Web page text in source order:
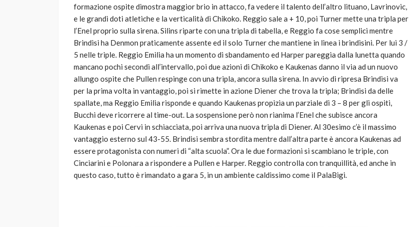
formazione ospite dimostra maggior brio in attacco, fa vedere il talento dell’altro lituano, Lavrinovic,
e le grandi doti atletiche e la verticalità di Chikoko. Reggio sale a + 10, poi Turner mette una tripla per
l’Enel proprio sulla sirena. Silins riparte con una tripla di tabella, e Reggio fa cose semplici mentre
Brindisi ha Denmon praticamente assente ed il solo Turner che mantiene in linea i brindisini. Per lui 3 /
5 nelle triple. Reggio Emilia ha un momento di sbandamento ed Harper pareggia dalla lunetta quando
mancano pochi secondi all’intervallo, poi due azioni di Chikoko e Kaukenas danno il via ad un nuovo
allungo ospite che Pullen respinge con una tripla, ancora sulla sirena. In avvio di ripresa Brindisi va
per la prima volta in vantaggio, poi si rimette in azione Diener che trova la tripla; Brindisi da delle
spallate, ma Reggio Emilia risponde e quando Kaukenas propizia un parziale di 3 – 8 per gli ospiti,
Bucchi deve ricorrere al time-out. La sospensione però non rianima l’Enel che subisce ancora
Kaukenas e poi Cervi in schiacciata, poi arriva una nuova tripla di Diener. Al 30esimo c’è il massimo
vantaggio esterno sul 43-55. Brindisi sembra stordita mentre dall’altra parte è ancora Kaukenas ad
essere protagonista con numeri di “alta scuola”. Ora le due formazioni si scambiano le triple, con
Cinciarini e Polonara a rispondere a Pullen e Harper. Reggio controlla con tranquillità, ed anche in
questo caso, tutto è rimandato a gara 5, in un ambiente caldissimo come il PalaBigi.